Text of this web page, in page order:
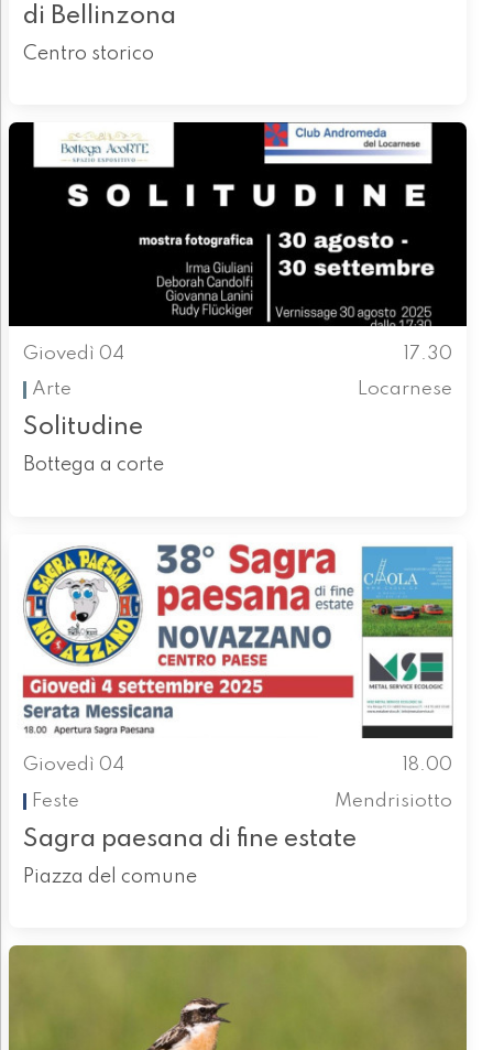
di Bellinzona
Centro storico
Giovedì 04
17.30
Arte
Locarnese
Solitudine
Bottega a corte
Giovedì 04
18.00
Feste
Mendrisiotto
Sagra paesana di fine estate
Piazza del comune